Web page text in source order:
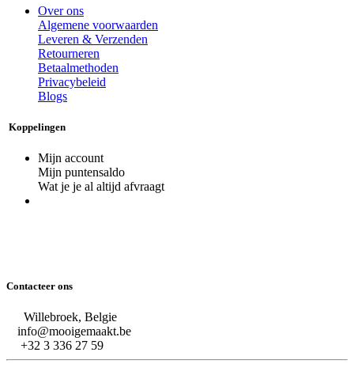
Over ons
Algemene voorwaarden
Leveren & Verzenden
Retourneren
Betaalmethoden
Privacybeleid
Blogs
Koppelingen
Mijn account
Mijn puntensaldo
Wat je je al altijd afvraagt
Contacteer ons
Willebroek, Belgie
info@mooigemaakt.be
+32 3 336 27 59